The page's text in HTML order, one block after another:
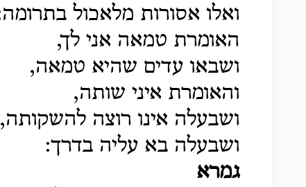
ואלו אסורות מלאכול
האומרת טמאה אני לך,
ושבאו עדים שהיא טמאה,
והאומרת איני שותה,
ושבעלה אינו רוצה להשקותה,
ושבעלה בא עליה בדרך:
גמרא